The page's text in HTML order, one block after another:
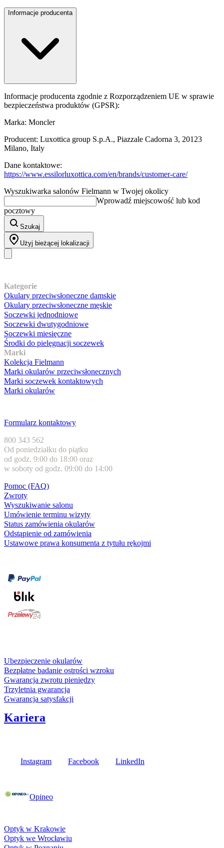
Informacje producenta
Informacje producenta zgodnie z Rozporządzeniem UE w sprawie
bezpieczeństwa produktów (GPSR):
Marka: Moncler
Producent: Luxottica group S.p.A., Piazzale Cadorna 3, 20123
Milano, Italy
Dane kontaktowe:
https://www.essilorluxottica.com/en/brands/customer-care/
Wyszukiwarka salonów Fielmann w Twojej okolicy
Wprowadź miejscowość lub kod
pocztowy
Szukaj
Użyj bieżącej lokalizacji
Kategorie
Okulary przeciwsłoneczne damskie
Okulary przeciwsłoneczne męskie
Soczewki jednodniowe
Soczewki dwutygodniowe
Soczewki miesięczne
Środki do pielęgnacji soczewek
Marki
Kolekcja Fielmann
Marki okularów przeciwsłonecznych
Marki soczewek kontaktowych
Marki okularów
Formularz kontaktowy
800 343 562
Od poniedziałku do piątku
od godz. 9:00 do 18:00 oraz
w soboty od godz. 09:00 do 14:00
Pomoc (FAQ)
Zwroty
Wyszukiwanie salonu
Umówienie terminu wizyty
Status zamówienia okularów
Odstąpienie od zamówienia
Ustawowe prawa konsumenta z tytułu rękojmi
Ubezpieczenie okularów
Bezpłatne badanie ostrości wzroku
Gwarancja zwrotu pieniędzy
Trzyletnia gwarancja
Gwarancja satysfakcji
Kariera
Instagram Facebook LinkedIn
Opineo
Optyk w Krakowie
Optyk we Wrocławiu